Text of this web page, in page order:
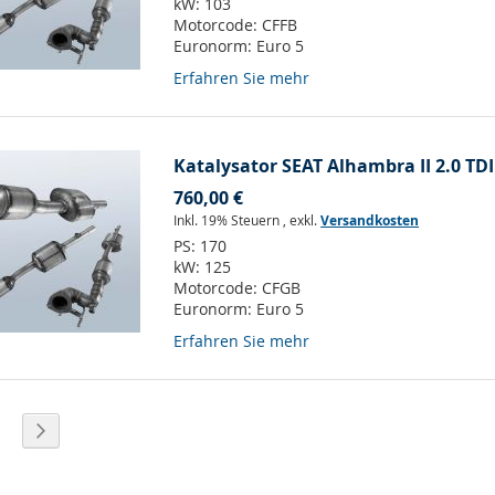
Motorcode: CFFB
Euronorm: Euro 5
Erfahren Sie mehr
Katalysator SEAT Alhambra II 2.0
760,00 €
Inkl. 19% Steuern ,exkl.Versandkosten
PS: 170
kW: 125
Motorcode: CFGB
Euronorm: Euro 5
Erfahren Sie mehr